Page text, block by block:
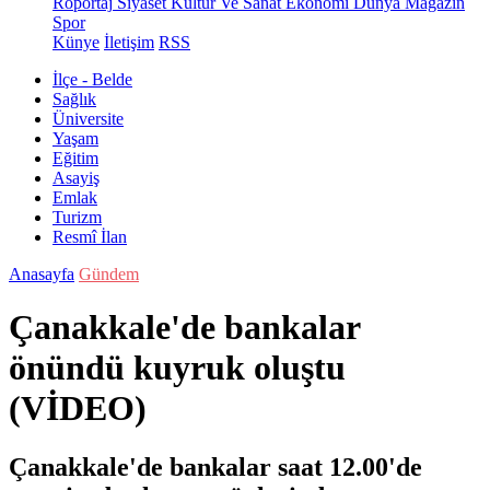
Spor
Künye İletişim RSS
İlçe - Belde
Sağlık
Üniversite
Yaşam
Eğitim
Asayiş
Emlak
Turizm
Resmî İlan
Anasayfa Gündem
Çanakkale'de bankalar
önündü kuyruk oluştu
(VİDEO)
Çanakkale'de bankalar saat 12.00'de